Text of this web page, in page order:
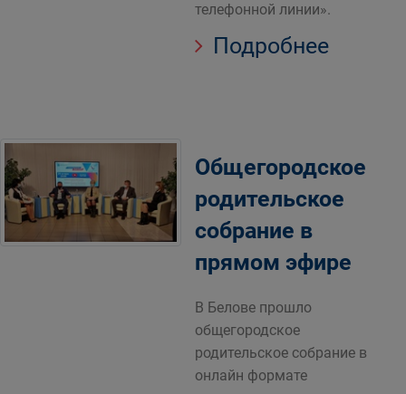
телефонной линии».
Подробнее
Общегородское
родительское
собрание в
прямом эфире
В Белове прошло
общегородское
родительское собрание в
онлайн формате